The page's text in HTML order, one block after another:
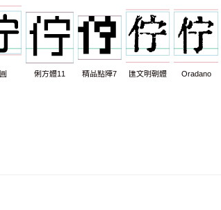
俐方體11 精品點陣7 匯文明朝體 Oradano